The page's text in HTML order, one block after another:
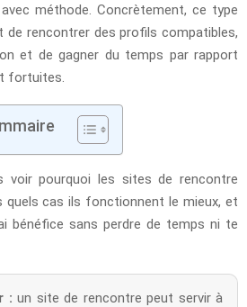
méthode. Concrètement, ce type
rencontrer des profils compatibles,
et de gagner du temps par rapport
fortuites.
voir pourquoi les sites de rencontre
quels cas ils fonctionnent le mieux, et
bénéfice sans perdre de temps ni te
: un site de rencontre peut servir à